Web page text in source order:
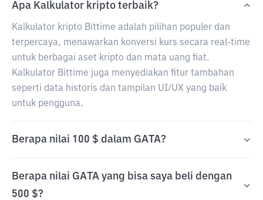
Apa Kalkulator kripto terbaik?
Kalkulator kripto Bittime adalah pilihan populer dan
terpercaya, menawarkan konversi kurs secara real-time
untuk berbagai aset kripto dan mata uang fiat.
Kalkulator Bittime juga menyediakan fitur tambahan
seperti data historis dan tampilan UI/UX yang baik
untuk pengguna.
Berapa nilai 100 $ dalam GATA?
Berapa nilai GATA yang bisa saya beli dengan
500 $?